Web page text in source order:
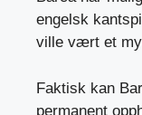
engelsk
ville vært et
Faktisk kan
permanent